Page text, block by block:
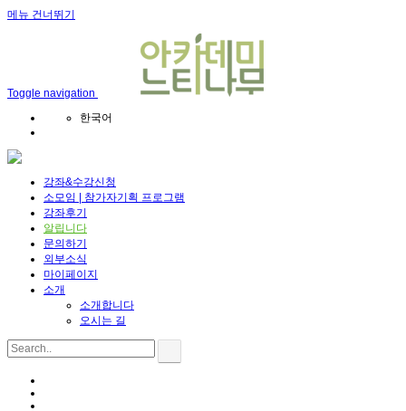
메뉴 건너뛰기
Toggle navigation
한국어
강좌&수강신청
소모임 | 참가자기획 프로그램
강좌후기
알립니다
문의하기
외부소식
마이페이지
소개
소개합니다
오시는 길